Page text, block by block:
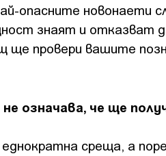
опасните новонаети
знаят и отказват
провери вашите
означава, че ще
среща, а